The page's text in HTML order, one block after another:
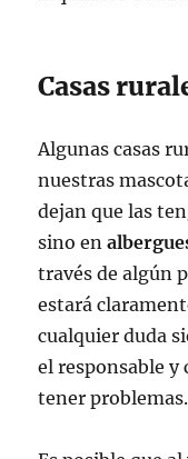
Casas
Algunas casas
nuestras
dejan que las
sino en
través de algún
estará
cualquier duda
el responsable
tener problemas.